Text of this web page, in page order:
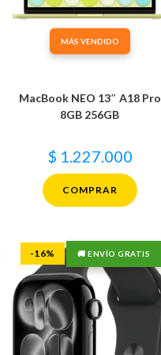
MÁS VENDIDO
MacBook NEO 13″ A18 Pro
8GB 256GB
$ 1.227.000
COMPRAR
🚚 ENVÍO GRATIS
-16%